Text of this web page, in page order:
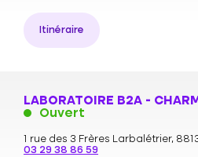
Itinéraire
LABORATOIRE B2A -
Ouvert
1 rue des 3 Frères Larbalétrier,
03 29 38 86 59